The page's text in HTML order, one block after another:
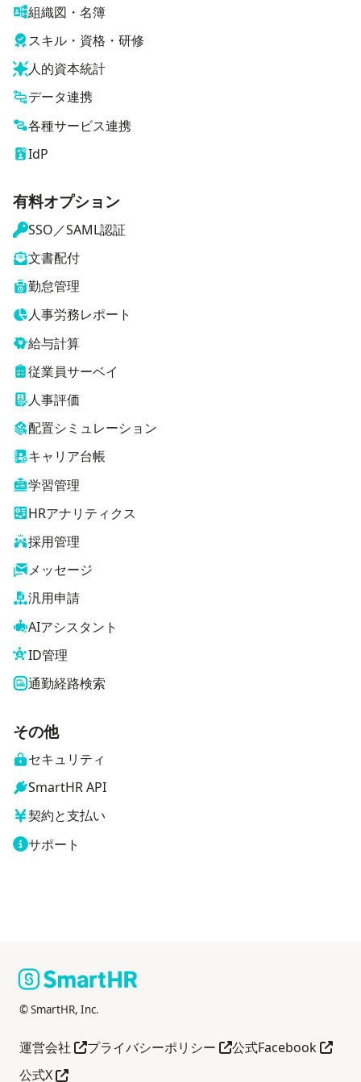
組織図・名簿
スキル・資格・研修
人的資本統計
データ連携
各種サービス連携
IdP
有料オプション
SSO／SAML認証
文書配付
勤怠管理
人事労務レポート
給与計算
従業員サーベイ
人事評価
配置シミュレーション
キャリア台帳
学習管理
HRアナリティクス
採用管理
メッセージ
汎用申請
AIアシスタント
ID管理
通勤経路検索
その他
セキュリティ
SmartHR API
契約と支払い
サポート
© SmartHR, Inc.
運営会社 別タブで開く
プライバシーポリシー 別タブで開く
公式Facebook別タ
公式X別タブで開く